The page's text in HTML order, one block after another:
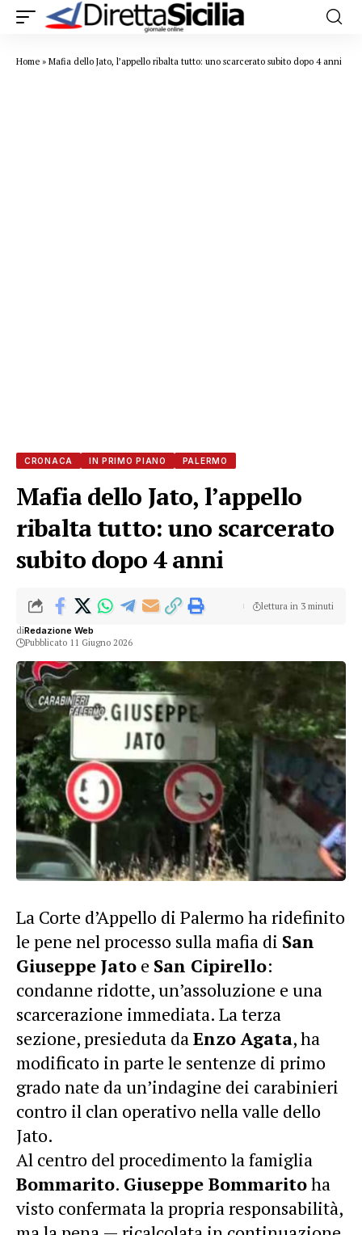
Home » Mafia dello Jato, l’appello ribalta tutto: uno scarcerato subito dopo 4 anni
CRONACA IN PRIMO PIANO PALERMO
Mafia dello Jato, l’appello
ribalta tutto: uno scarcerato
subito dopo 4 anni
diRedazione Web
Pubblicato 11 Giugno 2026
lettura in 3 minuti
La Corte d’Appello di Palermo ha ridefinito
le pene nel processo sulla mafia di San
Giuseppe Jato e San Cipirello:
condanne ridotte, un’assoluzione e una
scarcerazione immediata. La terza
sezione, presieduta daEnzo Agata, ha
modificato in parte le sentenze di primo
grado nate da un’indagine dei carabinieri
contro il clan operativo nella valle dello
Jato.
Al centro del procedimento la famiglia
Bommarito. Giuseppe Bommaritoha
visto confermata la propria responsabilità,